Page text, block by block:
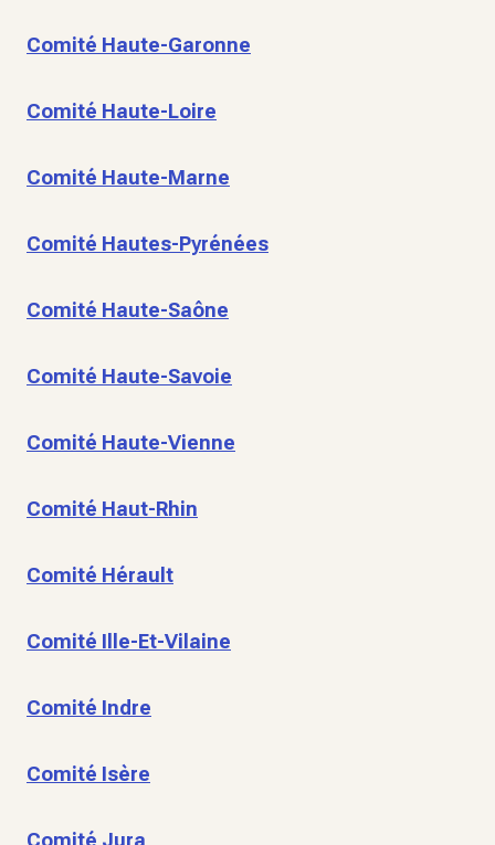
Comité Haute-Garonne
Comité Haute-Loire
Comité Haute-Marne
Comité Hautes-Pyrénées
Comité Haute-Saône
Comité Haute-Savoie
Comité Haute-Vienne
Comité Haut-Rhin
Comité Hérault
Comité Ille-Et-Vilaine
Comité Indre
Comité Isère
Comité Jura